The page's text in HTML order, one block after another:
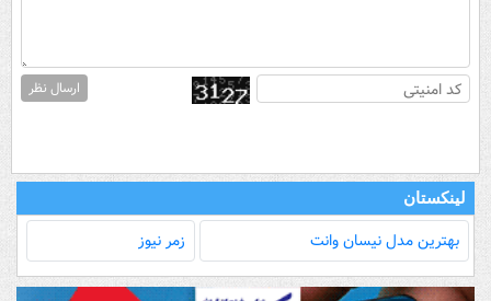
ارسال نظر
لینکستان
بهترین مدل‌ نیسان وانت زمر نیوز